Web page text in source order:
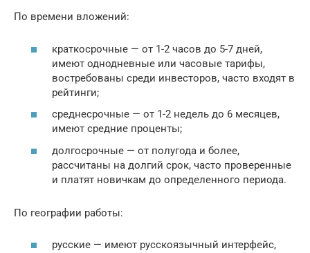
По времени вложений:
краткосрочные — от 1-2 часов до 5-7 дней,
имеют однодневные или часовые тарифы,
востребованы среди инвесторов, часто входят в
рейтинги;
среднесрочные — от 1-2 недель до 6 месяцев,
имеют средние проценты;
долгосрочные — от полугода и более,
рассчитаны на долгий срок, часто проверенные
и платят новичкам до определенного периода.
По географии работы:
русские — имеют русскоязычный интерфейс,